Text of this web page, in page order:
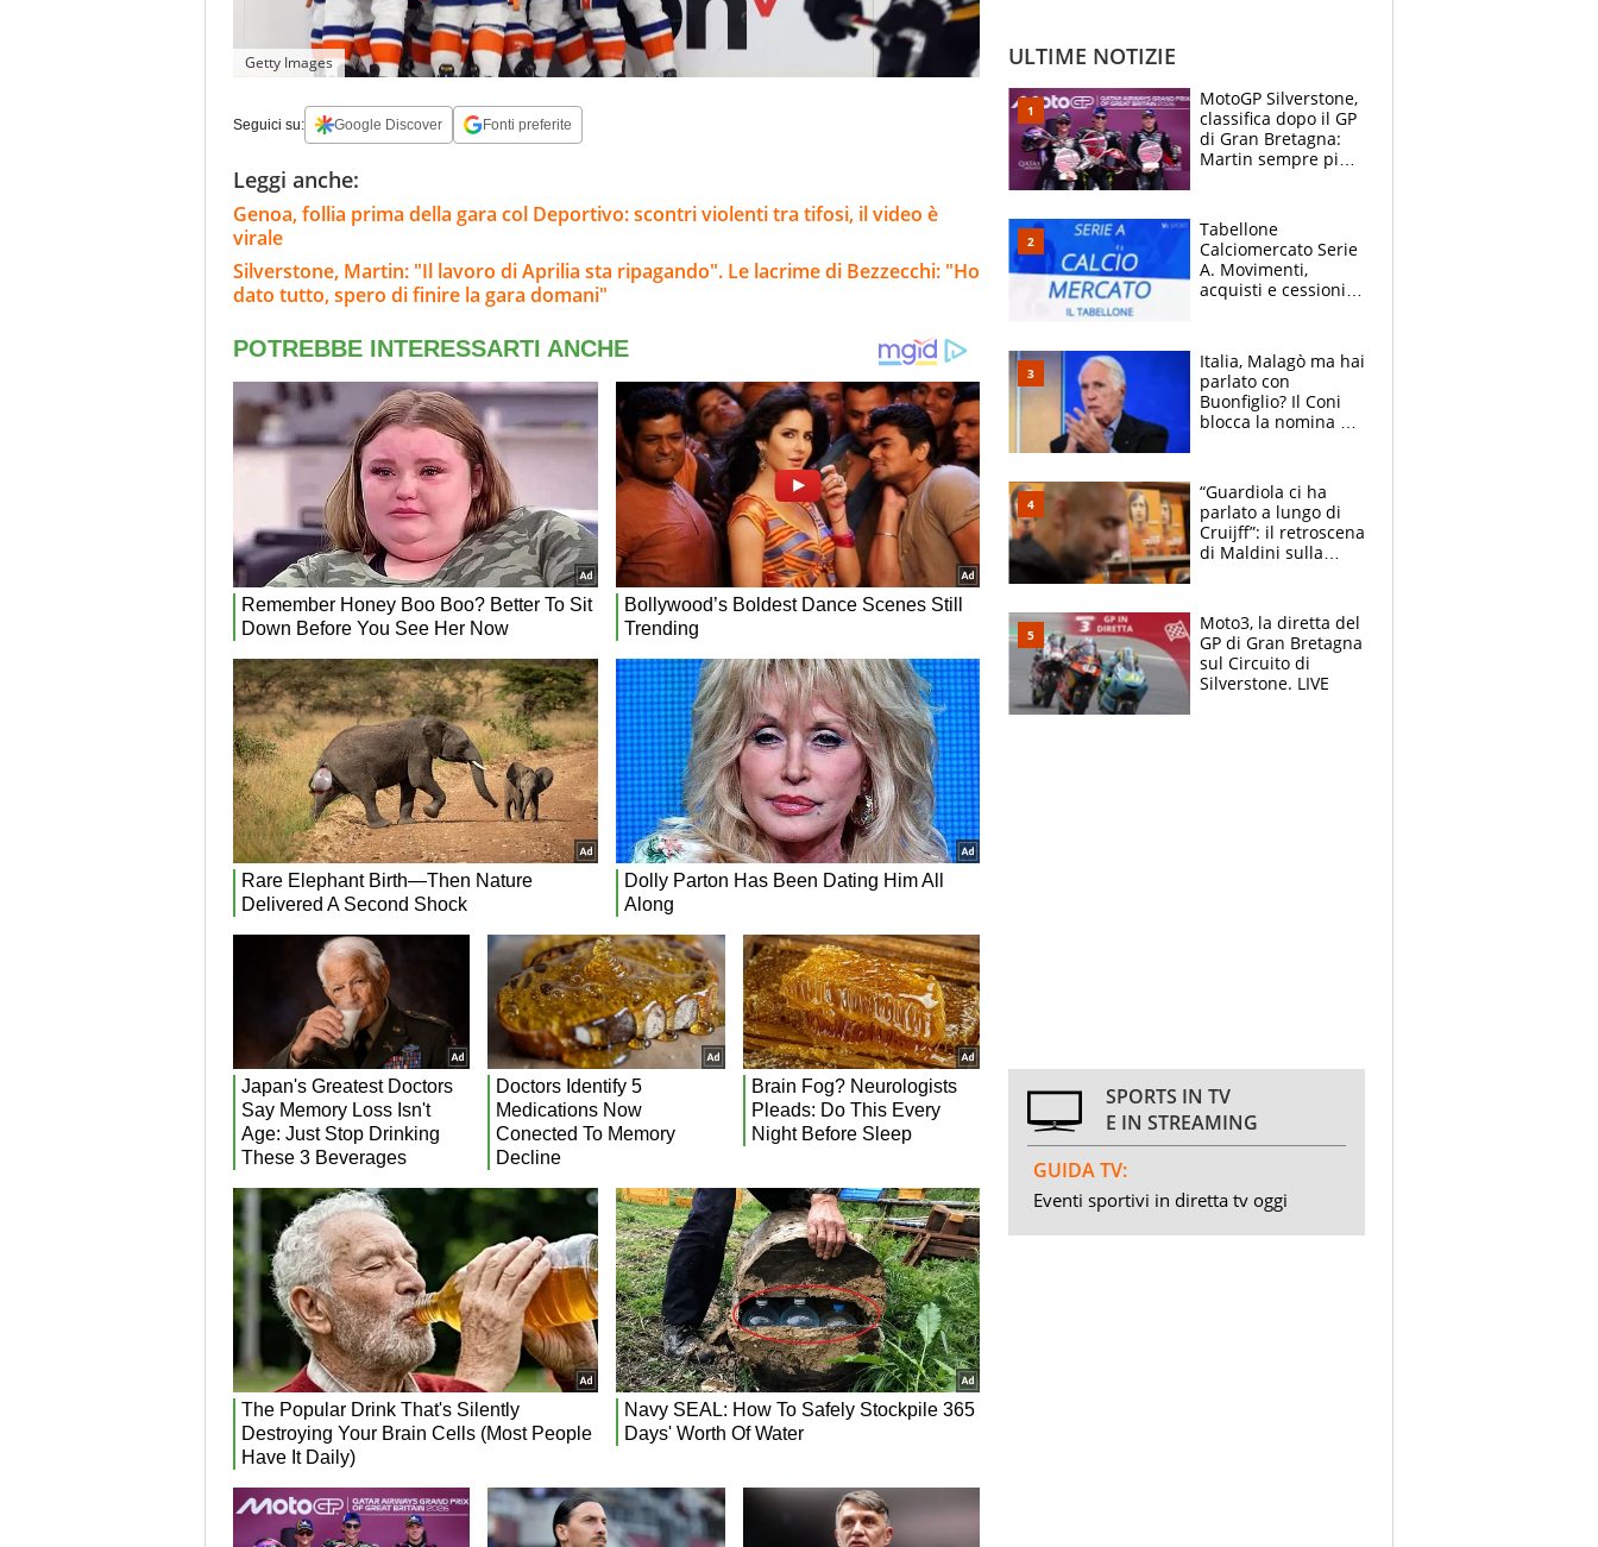
Getty Images
Seguici su: Google Discover Fonti preferite
Leggi anche:
Genoa, follia prima della gara col Deportivo: scontri violenti tra tifosi, il video è
virale
Silverstone, Martin: "Il lavoro di Aprilia sta ripagando". Le lacrime di Bezzecchi: "Ho
dato tutto, spero di finire la gara domani"
ULTIME NOTIZIE
MotoGP Silverstone,
classifica dopo il GP
di Gran Bretagna:
Martin sempre più
Tabellone
Calciomercato Serie
A. Movimenti,
acquisti e cessioni:
Italia, Malagò ma hai
parlato con
Buonfiglio? Il Coni
blocca la nomina di
“Guardiola ci ha
parlato a lungo di
Cruijff”: il retroscena
di Maldini sulla
Moto3, la diretta del
GP di Gran Bretagna
sul Circuito di
Silverstone. LIVE
SPORTS IN TV
E IN STREAMING
GUIDA TV:
Eventi sportivi in diretta tv oggi